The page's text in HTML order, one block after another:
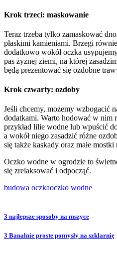
Krok trzeci: maskowanie
Teraz trzeba tylko zamaskować
płaskimi kamieniami. Brzegi
dodatkowo wokół oczka
pas żyznej ziemi, na której
będą prezentować się ozdobne
Krok czwarty: ozdoby
Jeśli chcemy, możemy wzbogacić
dodatkami. Warto hodować w nim
przykład lilie wodne lub wpuścić
a wokół niego zasadzić różne
się także kaskady oraz małe
Oczko wodne w ogrodzie to
się zrelaksować i odpocząć.
budowa oczkaoczko wodne
3 najlepsze sposoby na mszyce
3 Banalnie proste pomysły na szklarnię